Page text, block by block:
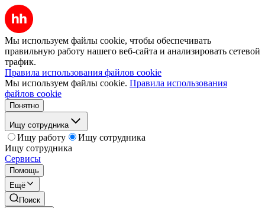
Мы используем файлы cookie, чтобы обеспечивать
правильную работу нашего веб-сайта и анализировать сетевой
трафик.
Правила использования файлов cookie
Мы используем файлы cookie. Правила использования
файлов cookie
Понятно
Ищу сотрудника
Ищу работу
Ищу сотрудника
Ищу сотрудника
Сервисы
Помощь
Ещё
Поиск